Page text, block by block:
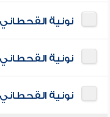
نونية القحطاني 3-
نونية القحطاني 4-
نونية القحطاني 5-